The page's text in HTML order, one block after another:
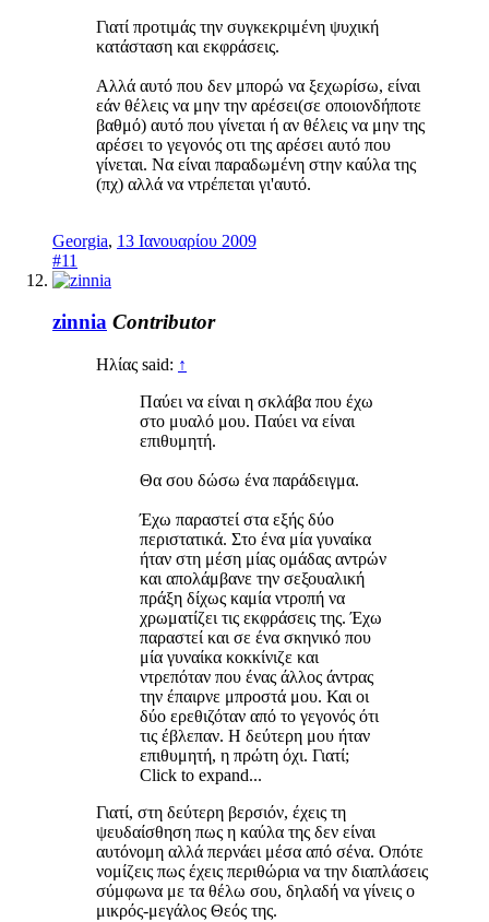
Γιατί προτιμάς την συγκεκριμένη ψυχική
κατάσταση και εκφράσεις.
Αλλά αυτό που δεν μπορώ να ξεχωρίσω, είναι
εάν θέλεις να μην την αρέσει(σε οποιονδήποτε
βαθμό) αυτό που γίνεται ή αν θέλεις να μην της
αρέσει το γεγονός οτι της αρέσει αυτό που
γίνεται. Να είναι παραδωμένη στην καύλα της
(πχ) αλλά να ντρέπεται γι'αυτό.
Georgia, 13 Ιανουαρίου 2009
#11
zinnia Contributor
Ηλίας said: ↑
Παύει να είναι η σκλάβα που έχω
στο μυαλό μου. Παύει να είναι
επιθυμητή.
Θα σου δώσω ένα παράδειγμα.
Έχω παραστεί στα εξής δύο
περιστατικά. Στο ένα μία γυναίκα
ήταν στη μέση μίας ομάδας αντρών
και απολάμβανε την σεξουαλική
πράξη δίχως καμία ντροπή να
χρωματίζει τις εκφράσεις της. Έχω
παραστεί και σε ένα σκηνικό που
μία γυναίκα κοκκίνιζε και
ντρεπόταν που ένας άλλος άντρας
την έπαιρνε μπροστά μου. Και οι
δύο ερεθιζόταν από το γεγονός ότι
τις έβλεπαν. Η δεύτερη μου ήταν
επιθυμητή, η πρώτη όχι. Γιατί;
Click to expand...
Γιατί, στη δεύτερη βερσιόν, έχεις τη
ψευδαίσθηση πως η καύλα της δεν είναι
αυτόνομη αλλά περνάει μέσα από σένα. Οπότε
νομίζεις πως έχεις περιθώρια να την διαπλάσεις
σύμφωνα με τα θέλω σου, δηλαδή να γίνεις ο
μικρός-μεγάλος Θεός της.